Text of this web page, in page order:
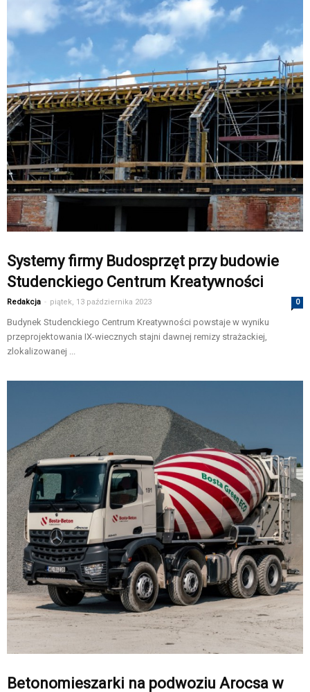
Systemy firmy Budosprzęt przy budowie
Studenckiego Centrum Kreatywności
Redakcja - piątek, 13 października 2023 0
Budynek Studenckiego Centrum Kreatywności powstaje w wyniku
przeprojektowania IX-wiecznych stajni dawnej remizy strażackiej,
zlokalizowanej ...
Betonomieszarki na podwoziu Arocsa w